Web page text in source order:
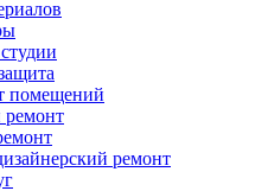
помещений
ремонт
ремонт